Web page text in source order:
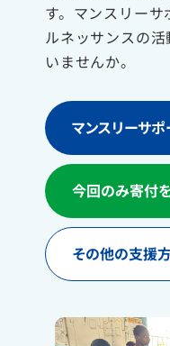
す。マンスリーサ
ルネッサンスの
いませんか。
マンスリーサ
今回のみ寄付
その他の支援